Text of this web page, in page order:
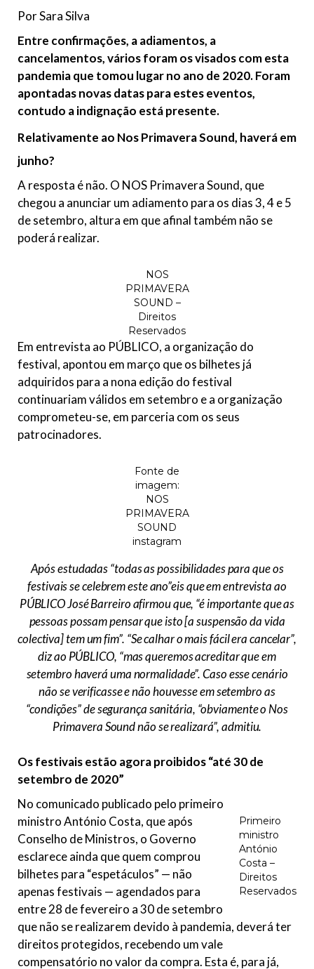
Por Sara Silva
Entre confirmações, a adiamentos, a
cancelamentos, vários foram os visados com esta
pandemia que tomou lugar no ano de 2020. Foram
apontadas novas datas para estes eventos,
contudo a indignação está presente.
Relativamente ao Nos Primavera Sound, haverá em
junho?
A resposta é não. O NOS Primavera Sound, que
chegou a anunciar um adiamento para os dias 3, 4 e 5
de setembro, altura em que afinal também não se
poderá realizar.
NOS
PRIMAVERA
SOUND –
Direitos
Reservados
Em entrevista ao PÚBLICO, a organização do
festival, apontou em março que os bilhetes já
adquiridos para a nona edição do festival
continuariam válidos em setembro e a organização
comprometeu-se, em parceria com os seus
patrocinadores.
Fonte de
imagem:
NOS
PRIMAVERA
SOUND
instagram
Após estudadas“todas as possibilidades para que os
festivais se celebrem este ano”eis que em entrevista ao
PÚBLICO José Barreiro afirmou que, “é importante que as
pessoas possam pensar que isto [a suspensão da vida
colectiva] tem um fim”. “Se calhar o mais fácil era cancelar”,
diz ao PÚBLICO, “mas queremos acreditar que em
setembro haverá uma normalidade”. Caso esse cenário
não se verificasse e não houvesse em setembro as
“condições” de segurança sanitária, “obviamente o Nos
Primavera Sound não se realizará”, admitiu.
Osfestivais estão agora proibidos “até 30 de
setembro de 2020”
Primeiro
ministro
António
Costa –
Direitos
Reservados
No comunicado publicado pelo primeiro
ministro António Costa, que após
Conselho de Ministros, o Governo
esclarece ainda que quem comprou
bilhetes para “espetáculos” — não
apenas festivais — agendados para
entre 28 de fevereiro a 30 de setembro
que não se realizarem devido à pandemia, deverá ter
direitos protegidos, recebendo um vale
compensatório no valor da compra. Esta é, para já,